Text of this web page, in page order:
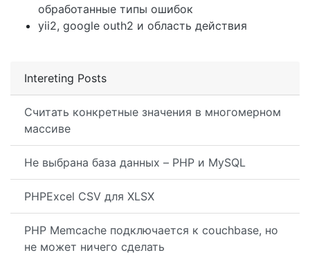
Intereting Posts
Считать конкретные значения в многомерном
массиве
Не выбрана база данных – PHP и MySQL
PHPExcel CSV для XLSX
PHP Memcache подключается к couchbase, но
не может ничего сделать
обработанные типы ошибок
yii2, google outh2 и область действия